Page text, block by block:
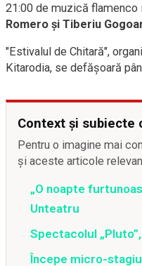
21:00 de muzică flamenco
Romero și Tiberiu
"Estivalul de Chitară",
Kitarodia, se defăşoară
Context și subiecte
Pentru o imagine mai
și aceste articole
„O noapte
Unteatru
Spectacolul
Începe micro-